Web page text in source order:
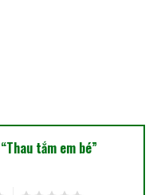
tắm em bé”